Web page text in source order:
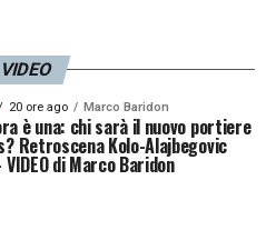
VIDEO
20 ore ago Marco Baridon
è una: chi sarà il nuovo portiere
Retroscena Kolo-Alajbegovic
di Marco Baridon